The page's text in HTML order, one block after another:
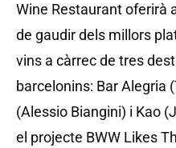
Wine Restaurant oferirà
de gaudir dels millors
vins a càrrec de tres
barcelonins: Bar Alegria
(Alessio Biangini) i Kao
el projecte BWW Likes